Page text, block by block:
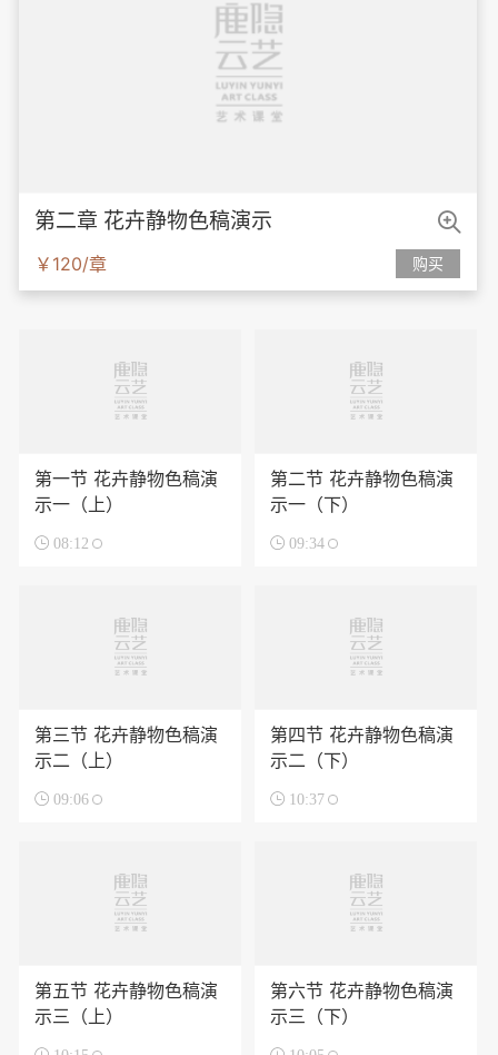
第二章 花卉静物色稿演示
￥120/章 购买

第一节 花卉静物色稿演
示一（上）
 08:12
第二节 花卉静物色稿演
示一（下）
 09:34
第三节 花卉静物色稿演
示二（上）
 09:06
第四节 花卉静物色稿演
示二（下）
 10:37
第五节 花卉静物色稿演
示三（上）
第六节 花卉静物色稿演
示三（下）